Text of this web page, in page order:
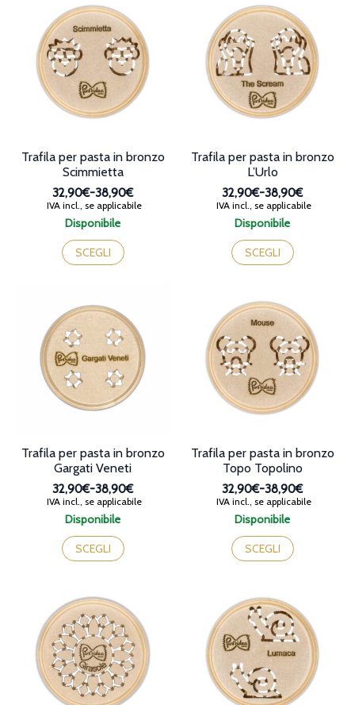
Le
opzioni
possono
essere
scelte
nella
pagina
Le
opzioni
possono
essere
scelte
nella
pagina
Disponibile
Trafila per pasta in bronzo
Scimmietta
32,90€-38,90€
Fascia
di
da
32,90€
IVA incl., se applicabile
SCEGLI
Questo
prodotto
ha
Le
opzioni
possono
essere
scelte
nella
pagina
Disponibile
Trafila per pasta in bronzo
L’Urlo
32,90€-38,90€
Fascia
di
da
32,90€
IVA incl., se applicabile
SCEGLI
Questo
prodotto
ha
Le
opzioni
possono
essere
scelte
nella
pagina
Disponibile
Trafila per pasta in bronzo
Gargati Veneti
32,90€-38,90€
Fascia
di
da
32,90€
IVA incl., se applicabile
SCEGLI
Questo
prodotto
ha
varianti.
Le
opzioni
possono
essere
scelte
nella
pagina
Disponibile
Trafila per pasta in bronzo
Topo Topolino
32,90€-38,90€
Fascia
di
da
32,90€
IVA incl., se applicabile
SCEGLI
Questo
prodotto
ha
Le
opzioni
possono
essere
scelte
nella
pagina